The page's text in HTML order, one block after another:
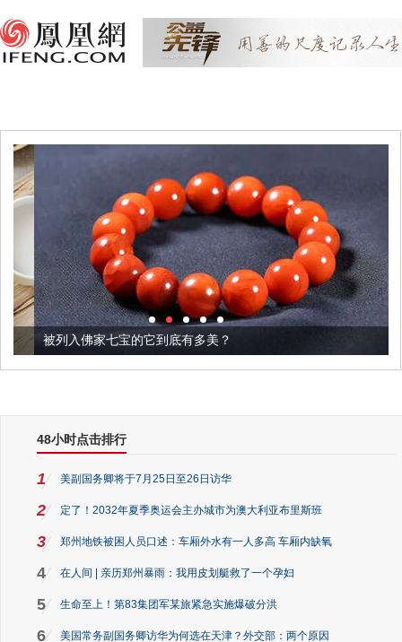
被列入佛家七宝的它到底有多美？
48小时点击排行
1 美副国务卿将于7月25日至26日访华
2 定了！2032年夏季奥运会主办城市为澳大利亚布里斯班
3 郑州地铁被困人员口述：车厢外水有一人多高 车厢内缺氧
4 在人间 | 亲历郑州暴雨：我用皮划艇救了一个孕妇
5 生命至上！第83集团军某旅紧急实施爆破分洪
6 美国常务副国务卿访华为何选在天津？外交部：两个原因